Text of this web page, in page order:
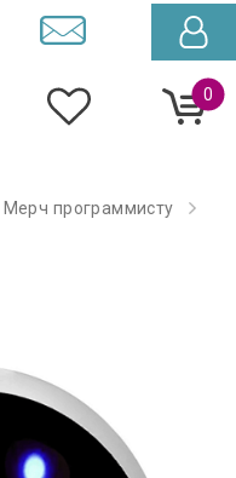
0
Мерч программисту